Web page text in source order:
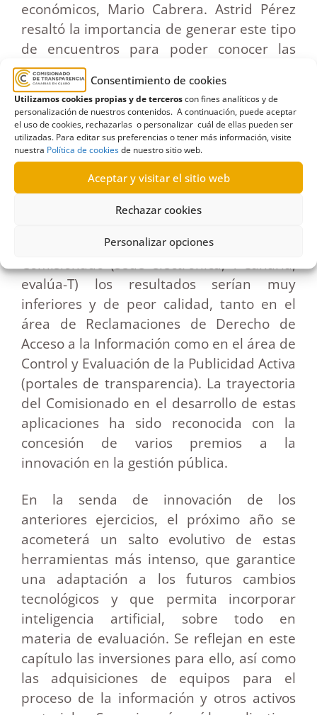
Consentimiento de cookies
Utilizamos cookies propias y de terceroscon fines analíticos y de
personalización de nuestros contenidos. A continuación, puede aceptar
el uso de cookies, rechazarlas o personalizar cuál de ellas pueden ser
utilizadas. Para editar sus preferencias o tener más información, visite
nuestra Política de cookiesde nuestro sitio web.
Aceptar y visitar el sitio web
Rechazar cookies
Personalizar opciones
económicos, Mario Cabrera. Astrid Pérez
resaltó la importancia de generar este tipo
de encuentros para poder conocer las
propuestas y demandas de los máximos
responsables de estos organismos
públicos, “que juegan un papel
fundamental en nuestro Archipiélago”.
En la propuesta de presupuesto que
presentó el comisionado a la presidenta
del Parlamento se recoge que sin la
electrónicas de las que dispone el
Comisionado (sede electrónica, T-Canaria,
evalúa-T) los resultados serían muy
inferiores y de peor calidad, tanto en el
área de Reclamaciones de Derecho de
Acceso a la Información como en el área de
Control y Evaluación de la Publicidad Activa
(portales de transparencia). La trayectoria
del Comisionado en el desarrollo de estas
aplicaciones ha sido reconocida con la
concesión de varios premios a la
innovación en la gestión pública.
En la senda de innovación de los
anteriores ejercicios, el próximo año se
acometerá un salto evolutivo de estas
herramientas más intenso, que garantice
una adaptación a los futuros cambios
tecnológicos y que permita incorporar
inteligencia artificial, sobre todo en
materia de evaluación. Se reflejan en este
capítulo las inversiones para ello, así como
las adquisiciones de equipos para el
proceso de la información y otros activos